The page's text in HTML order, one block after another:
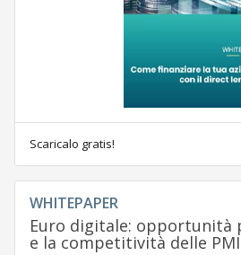
Scaricalo gratis!
WHITEPAPER
Euro digitale: opportunità
e la competitività delle